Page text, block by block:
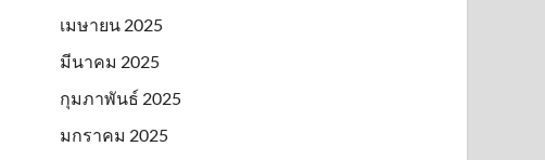
เมษายน 2025
มีนาคม 2025
กุมภาพันธ์ 2025
มกราคม 2025